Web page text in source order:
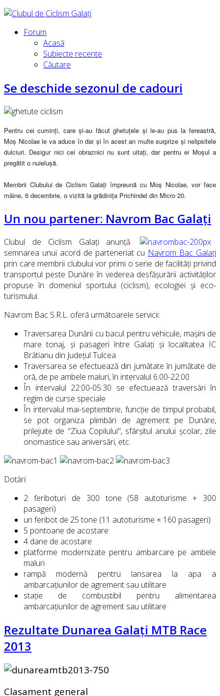
Forum
Acasă
Subiecte recente
Căutare
Se deschide sezonul de cadouri
Pentru cei cuminți, care și-au făcut ghetuțele și le-au pus la fereastră,
Moș Nicolae le va aduce în dar și în acest an multe surprize și nelipsitele
dulciuri. Desigur nici cei obraznici nu sunt uitați, dar pentru ei Moșul a
pregătit o nuielușă.
Membrii Clubului de Ciclism Galați împreună cu Moș Nicolae, vor face
mâine, 6 decembrie, o vizită la grădinița Prichindel din Micro 20.
Un nou partener: Navrom Bac Galați
Clubul de Ciclism Galați anunță
semnarea unui acord de parteneriat cu Navrom Bac Galați
prin care membrii clubului vor primi o serie de facilități privind
transportul peste Dunăre în vederea desfășurării activităților
propuse în domeniul sportului (ciclism), ecologiei și eco-
turismului.
Navrom Bac S.R.L. oferă următoarele servicii:
Traversarea Dunării cu bacul pentru vehicule, mașini de
mare tonaj, și pasageri între Galați și localitatea IC
Brătianu din Județul Tulcea
Traversarea se efectuează din jumătate în jumătate de
oră, de pe ambele maluri, în intervalul 6:00-22:00
În intervalul 22:00-05:30 se efectuează traversări în
regim de curse speciale
În intervalul mai-septembrie, funcție de timpul probabil,
se pot organiza plimbări de agrement pe Dunăre,
prilejuite de "Ziua Copilului", sfârșitul anului școlar, zile
onomastice sau aniversări, etc.
Dotări:
2 feriboturi de 300 tone (58 autoturisme + 300
pasageri)
un feribot de 25 tone (11 autoturisme + 160 pasageri)
5 pontoane de acostare
4 dane de acostare
platforme modernizate pentru ambarcare pe ambele
maluri
rampă modernă pentru lansarea la apa a
ambarcațiunilor de agrement sau utilitare
stație de combustibil pentru alimentarea
ambarcațiunilor de agrement sau utilitare
Rezultate Dunarea Galați MTB Race
2013
Clasament general